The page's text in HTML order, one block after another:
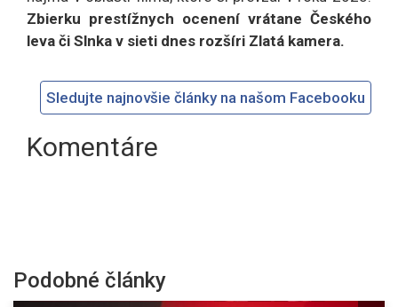
Zbierku prestížnych ocenení vrátane Českého
leva či Slnka v sieti dnes rozšíri Zlatá kamera.
Sledujte najnovšie články na našom Facebooku
Komentáre
Podobné články